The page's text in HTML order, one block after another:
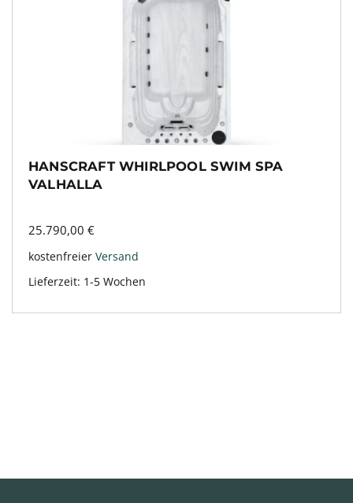
HANSCRAFT WHIRLPOOL SWIM SPA
VALHALLA
25.790,00 €
kostenfreier Versand
Lieferzeit: 1-5 Wochen